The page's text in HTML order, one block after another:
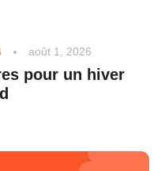
août 1, 2026
pour un hiver